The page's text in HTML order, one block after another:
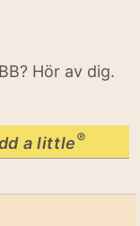
Hör av dig.
a little®